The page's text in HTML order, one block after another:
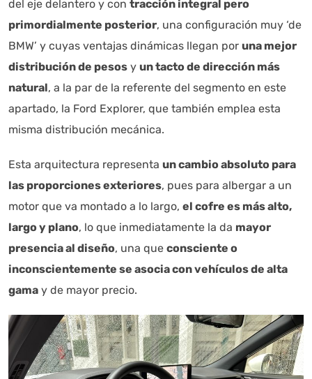
del eje delantero y con tracción integral pero
primordialmente posterior, una configuración muy ‘de
BMW’ y cuyas ventajas dinámicas llegan por una mejor
distribución de pesos y un tacto de dirección más
natural, a la par de la referente del segmento en este
apartado, la Ford Explorer, que también emplea esta
misma distribución mecánica.
Esta arquitectura representa un cambio absoluto para
las proporciones exteriores, pues para albergar a un
motor que va montado a lo largo, el cofre es más alto,
largo y plano, lo que inmediatamente la da mayor
presencia al diseño, una que consciente o
inconscientemente se asocia con vehículos de alta
gama y de mayor precio.
Autoanalítica IA Agente Inteligente
Estoy aquí para encontrar lo que necesitas. ¿Qué estás
buscando? "Este asistente con IA (OpenAI) ofrece
información referencial que puede contener errores.
Asistente con IA en desarrollo. Autoanalítica optimiza
diariamente su exactitud."